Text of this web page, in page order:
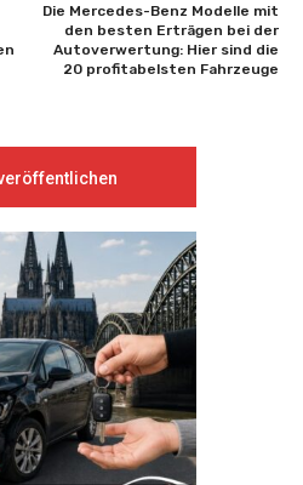
Die Mercedes-Benz Modelle mit
den besten Erträgen bei der
Autoverwertung: Hier sind die
20 profitabelsten Fahrzeuge